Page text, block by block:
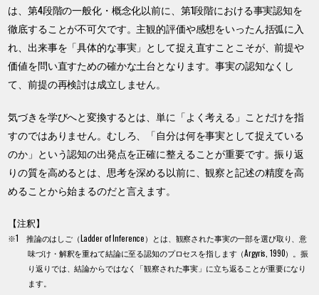
は、第4段階の一般化・概念化以前に、第1段階における事実認知を
徹底することが不可欠です。主観的評価や感想をいったん括弧に入
れ、出来事を「具体的な事実」として捉え直すことこそが、前提や
価値を問い直すための確かな土台となります。事実の認知なくし
て、前提の再検討は成立しません。
気づきを学びへと変換するとは、単に「よく考える」ことだけを指
すのではありません。むしろ、「自分は何を事実として捉えている
のか」という認知の出発点を正確に整えることが重要です。振り返
りの質を高めるとは、思考を深める以前に、観察と記述の精度を高
めることから始まるのだと言えます。
【注釈】
※1 推論のはしご（Ladder of Inference）とは、観察された事実の一部を選び取り、意
味づけ・解釈を重ねて結論に至る認知のプロセスを指します（Argyris, 1990）。振
り返りでは、結論からではなく「観察された事実」に立ち返ることが重要になり
ます。